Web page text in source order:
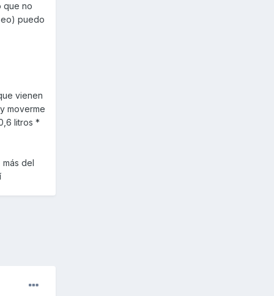
que no
puedo
vienen
moverme
litros *
más del